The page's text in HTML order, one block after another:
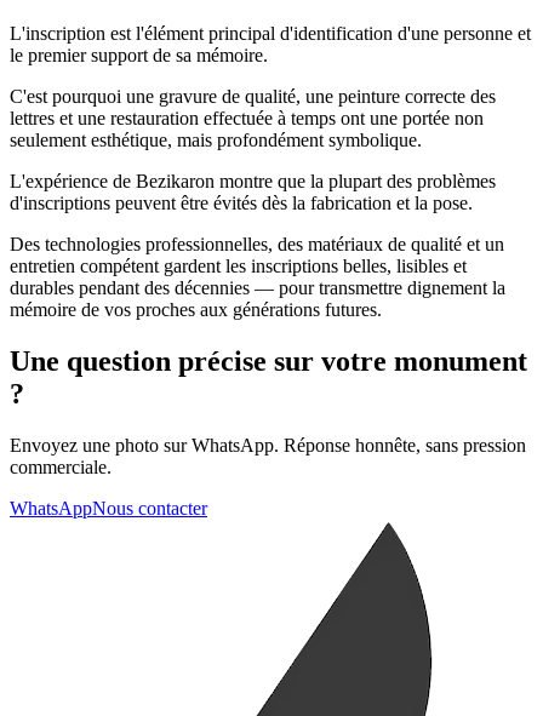
L'inscription est l'élément principal d'identification d'une personne et
le premier support de sa mémoire.
C'est pourquoi une gravure de qualité, une peinture correcte des
lettres et une restauration effectuée à temps ont une portée non
seulement esthétique, mais profondément symbolique.
L'expérience de Bezikaron montre que la plupart des problèmes
d'inscriptions peuvent être évités dès la fabrication et la pose.
Des technologies professionnelles, des matériaux de qualité et un
entretien compétent gardent les inscriptions belles, lisibles et
durables pendant des décennies — pour transmettre dignement la
mémoire de vos proches aux générations futures.
Une question précise sur votre monument
?
Envoyez une photo sur WhatsApp. Réponse honnête, sans pression
commerciale.
WhatsAppNous contacter